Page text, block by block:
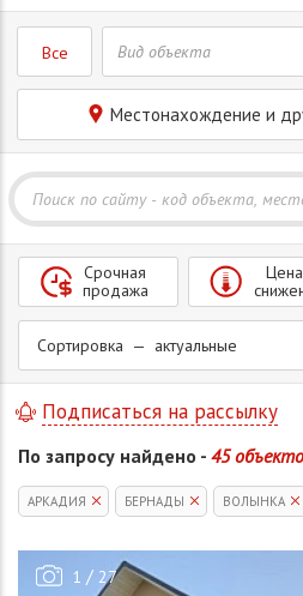
Все
Местонахождение и
Сортировка — актуальные
Срочная
продажа
Цена
По запросу найдено - 45
Подписаться на рассылку
АРКАДИЯ БЕРНАДЫ ВОЛЫНКА
1 / 27